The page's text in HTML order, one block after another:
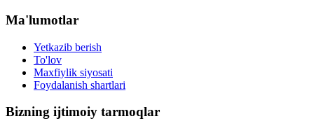
Ma'lumotlar
Yetkazib berish
To'lov
Maxfiylik siyosati
Foydalanish shartlari
Bizning ijtimoiy tarmoqlar